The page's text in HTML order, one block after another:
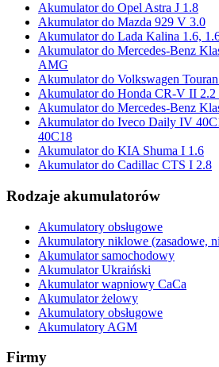
Akumulator do Opel Astra J 1.8
Akumulator do Mazda 929 V 3.0
Akumulator do Lada Kalina 1.6,
Akumulator do Mercedes-Benz
AMG
Akumulator do Volkswagen
Akumulator do Honda CR-V II
Akumulator do Mercedes-Benz
Akumulator do Iveco Daily IV
40C18
Akumulator do KIA Shuma I 1.6
Akumulator do Cadillac CTS I 2.8
Rodzaje akumulatorów
Akumulatory obsługowe
Akumulatory niklowe (zasadowe,
Akumulator samochodowy
Akumulator Ukraiński
Akumulator wapniowy CaCa
Akumulator żelowy
Akumulatory obsługowe
Akumulatory AGM
Firmy